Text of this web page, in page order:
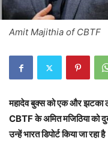
Amit Majithia of CBTF
महादेव बुक्स को एक और झटका
CBTF के अमित मजिठिया को
उन्हें भारत डिपोर्ट किया जा